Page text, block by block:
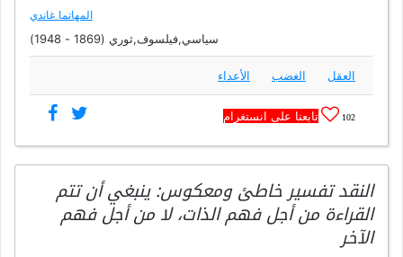
المهاتما غاندي
سياسي,فيلسوف,ثوري (1869 - 1948)
العقل الغضب الأعداء
102 تابعنا على انستغرام
النقد تفسير خاطئ ومعكوس: ينبغي أن تتم
القراءة من أجل فهم الذات، لا من أجل فهم
الآخر